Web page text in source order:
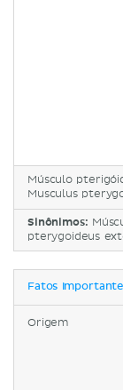
Músculo
Musculus
Sinônimos:
pterygoideus
Fatos
Origem